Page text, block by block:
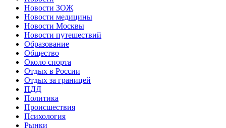
Новости ЗОЖ
Новости медицины
Новости Москвы
Новости путешествий
Образование
Общество
Около спорта
Отдых в России
Отдых за границей
ПДД
Политика
Происшествия
Психология
Рынки